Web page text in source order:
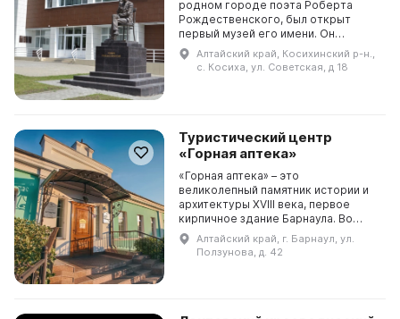
родном городе поэта Роберта
Рождественского, был открыт
первый музей его имени. Он
находится в здании Центра
патриотического воспитания,
созданного для празднования юб...
Алтайский край, Косихинский р-н.,
с. Косиха, ул. Советская, д 18
Туристический центр
«Горная аптека»
«Горная аптека» – это
великолепный памятник истории и
архитектуры XVIII века, первое
кирпичное здание Барнаула. Во
время существования горнорудных
заводов Акинфия Демидова здесь
была открыта первая ап...
Алтайский край, г. Барнаул, ул.
Ползунова, д. 42